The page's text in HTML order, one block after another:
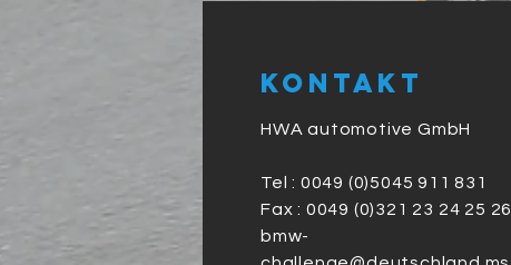
Kontakt
HWA automotive GmbH
Tel : 0049 (0)5045 911 831
Fax : 0049 (0)321 23 24 25 26
bmw-